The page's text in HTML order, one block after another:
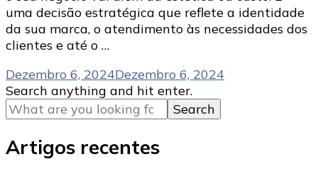
uma decisão estratégica que reflete a identidade
da sua marca, o atendimento às necessidades dos
clientes e até o …
Dezembro 6, 2024Dezembro 6, 2024
Looking
for
Something?
Search anything and hit enter.
Artigos recentes